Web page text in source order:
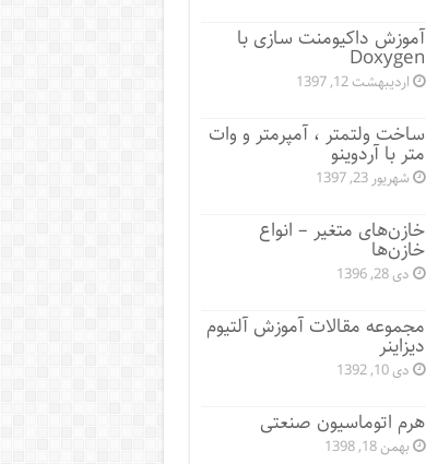
آموزش داکیومنت سازی با
Doxygen
اردیبهشت 12, 1397
ساخت ولتمتر ، آمپرمتر و وات
متر با آردوینو
شهریور 23, 1397
خازن‌های متغیر – انواع
خازن‌ها
دی 28, 1396
مجموعه مقالات آموزش آلتیوم
دیزاینر
دی 10, 1392
هرم اتوماسیون صنعتی
بهمن 18, 1398